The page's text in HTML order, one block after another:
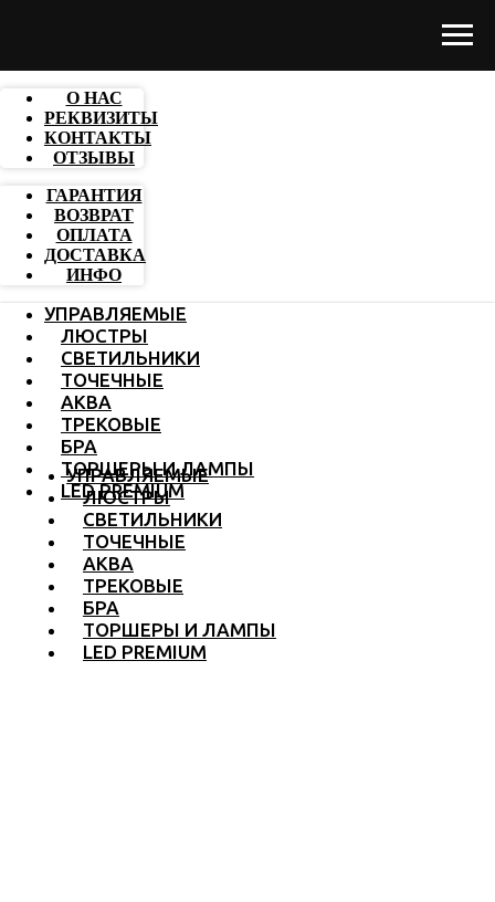
О НАС
РЕКВИЗИТЫ
КОНТАКТЫ
ОТЗЫВЫ
ГАРАНТИЯ
ВОЗВРАТ
ОПЛАТА
ДОСТАВКА
ИНФО
УПРАВЛЯЕМЫЕ
ЛЮСТРЫ
СВЕТИЛЬНИКИ
ТОЧЕЧНЫЕ
АКВА
ТРЕКОВЫЕ
БРА
ТОРШЕРЫ И ЛАМПЫ
LED PREMIUM
УПРАВЛЯЕМЫЕ
ЛЮСТРЫ
СВЕТИЛЬНИКИ
ТОЧЕЧНЫЕ
АКВА
ТРЕКОВЫЕ
БРА
ТОРШЕРЫ И ЛАМПЫ
LED PREMIUM